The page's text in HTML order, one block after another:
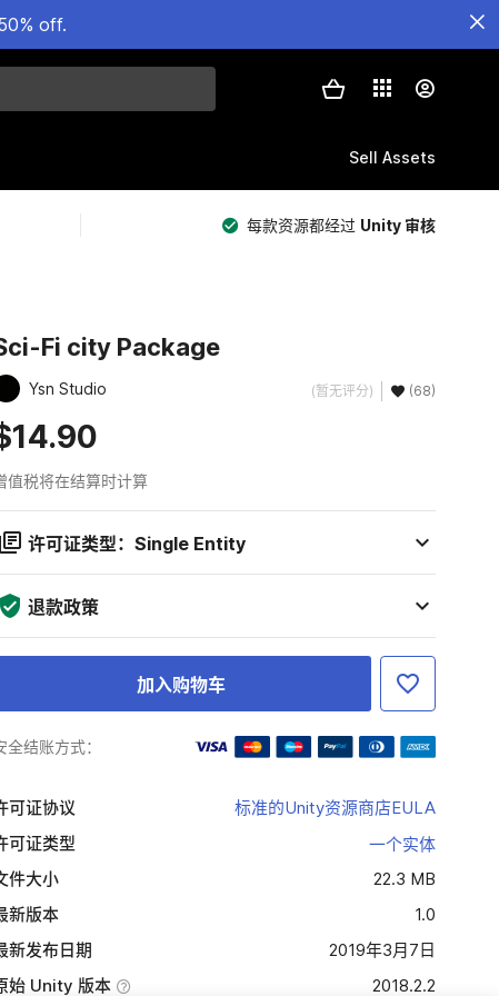
off.
Sell Assets
每款资源都经过 Unity 审核
Fi city Package
Ysn Studio (暂无评分) (68)
值税将在结算时计算
许可证类型：Single Entity
退款政策
加入购物车
全结账方式：
可证协议
标准的Unity资源商店EULA
可证类型
一个实体
件大小
22.3 MB
新版本
1.0
新发布日期
2019年3月7日
始 Unity 版本
2018.2.2